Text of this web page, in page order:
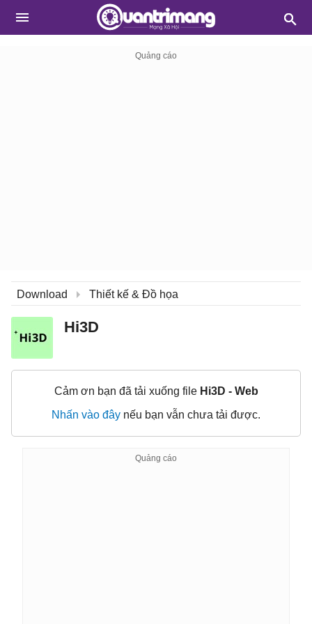
Download Thiết kế & Đồ họa
Hi3D
Cảm ơn bạn đã tải xuống file Hi3D - Web
Nhấn vào đây nếu bạn vẫn chưa tải được.